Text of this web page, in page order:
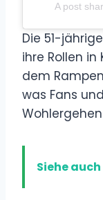
A post
Die 51-
ihre Rollen
dem
was Fans
Siehe auch